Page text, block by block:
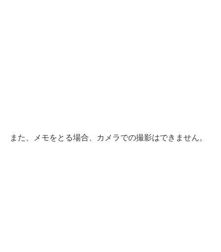
また、メモをとる場合、カメラでの撮影はできません。